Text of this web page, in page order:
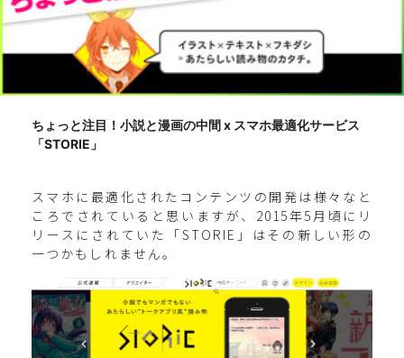
ちょっと注目！小説と漫画の中間 x スマホ最適化サービス
「STORIE」
スマホに最適化されたコンテンツの開発は様々なと
ころでされていると思いますが、2015年5月頃にリ
リースにされていた「STORIE」はその新しい形の
一つかもしれません。